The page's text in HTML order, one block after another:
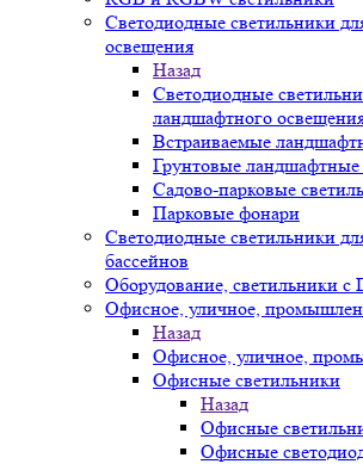
Светодиодные светильники
освещения
Назад
Светодиодные
ландшафтного
Встраиваемые
Грунтовые ландшафтные
Садово-парковые
Парковые фонари
Светодиодные светильники
бассейнов
Оборудование, светильники
Офисное, уличное,
Назад
Офисное, уличное,
Офисные светильники
Назад
Офисные
Офисные